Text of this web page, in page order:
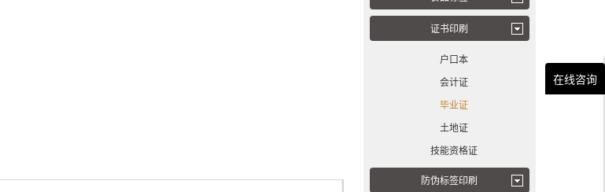
在线咨询
证书印刷
户口本
会计证
毕业证
土地证
技能资格证
防伪标签印刷